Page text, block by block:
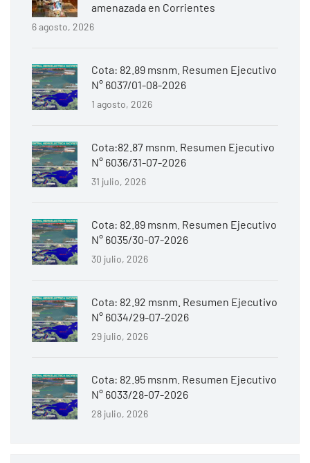
amenazada en Corrientes
6 agosto, 2026
Cota: 82.89 msnm. Resumen Ejecutivo
N° 6037/01-08-2026
1 agosto, 2026
Cota:82.87 msnm. Resumen Ejecutivo
N° 6036/31-07-2026
31 julio, 2026
Cota: 82.89 msnm. Resumen Ejecutivo
N° 6035/30-07-2026
30 julio, 2026
Cota: 82.92 msnm. Resumen Ejecutivo
N° 6034/29-07-2026
29 julio, 2026
Cota: 82.95 msnm. Resumen Ejecutivo
N° 6033/28-07-2026
28 julio, 2026